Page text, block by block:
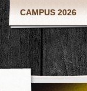
CAMPUS 2026